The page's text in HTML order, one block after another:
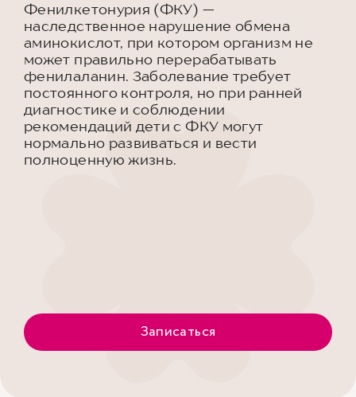
Фенилкетонурия (ФКУ) —
наследственное нарушение обмена
аминокислот, при котором организм не
может правильно перерабатывать
фенилаланин. Заболевание требует
постоянного контроля, но при ранней
диагностике и соблюдении
рекомендаций дети с ФКУ могут
нормально развиваться и вести
полноценную жизнь.
Записаться